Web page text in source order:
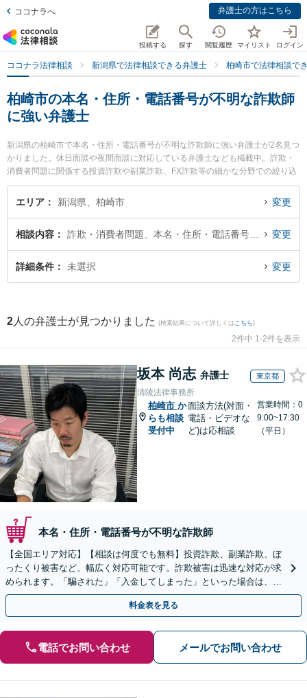
ココナラへ 弁護士の方はこちら
投稿する 探す 閲覧履歴 マイリスト ログイン
ココナラ法律相談 新潟県で法律相談できる弁護士 柏崎市で法律相談で
柏崎市の本名・住所・電話番号が不明な詐欺師
に強い弁護士
新潟県の柏崎市で本名・住所・電話番号が不明な詐欺師に強い弁護士が2名見つ
かりました。休日面談や夜間面談に対応している弁護士なども掲載中。詐欺・
消費者問題に関係する投資詐欺や副業詐欺、FX詐欺等の細かな分野での絞り込
み検索もでき便利です。特に関矢法律事務所の関矢 聡史弁護士や柏崎きぼう法
律事務所の田才 淳一弁護士のプロフィール情報や弁護士費用、強みなどが注目
が不明な詐欺師のトラブル解決の実績豊富な近くの弁護士を検索したい』『初
回相談無料で本名・住所・電話番号が不明な詐欺師を法律相談できる柏崎市内
の弁護士に相談予約したい』などでお困りの相談者さんにおすすめです。
エリア 新潟県、柏崎市 変更
相談内容 変更
詳細条件 未選択 変更
2 人の弁護士が見つかりました (検索結果について詳しくは こちら)
2件中 1-2件を表示
坂本 尚志 弁護士 東京都
清陵法律事務所
柏崎市 か
らも相談
受付中
面談方法(対面・
電話・ビデオな
ど)は応相談
営業時間：0
9:00~17:30
（平日）
本名・住所・電話番号が不明な詐欺師
【全国エリア対応】【相談は何度でも無料】投資詐欺、副業詐欺、ぼ
ったくり被害など、幅広く対応可能です。詐欺被害は迅速な対応が求
められます。「騙された」「入金してしまった」といった場合は、お
早めにご相談ください。【電話・メール・WEB相談可】
料金表を見る
電話でお問い合わせ メールでお問い合わせ